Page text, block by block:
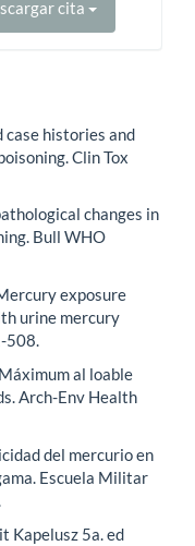
cita
case histories and
Clin Tox
changes in
Bull WHO
exposure
urine mercury
al loable
Arch-Env Health
del mercurio en
Escuela Militar
Kapelusz 5a. ed